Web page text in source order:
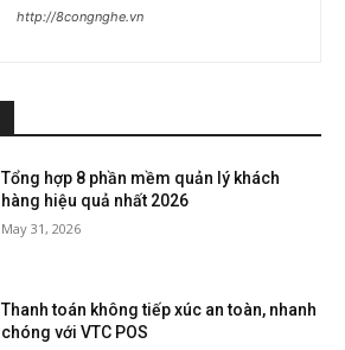
http://8congnghe.vn
Tổng hợp 8 phần mềm quản lý khách
hàng hiệu quả nhất 2026
May 31, 2026
Thanh toán không tiếp xúc an toàn, nhanh
chóng với VTC POS